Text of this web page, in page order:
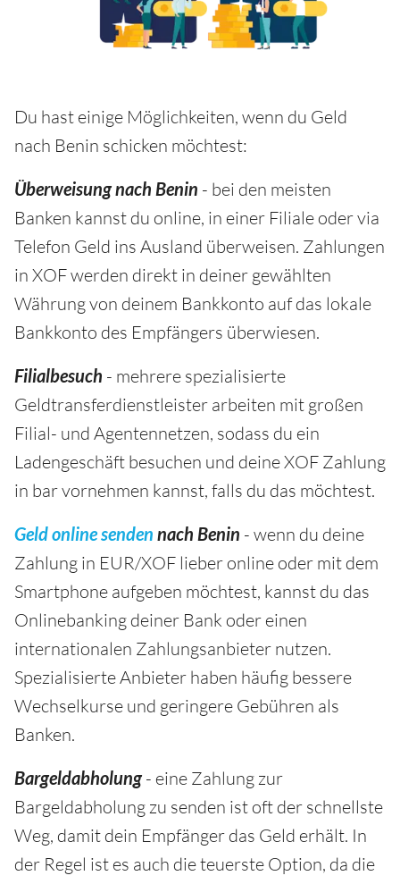
Du hast einige Möglichkeiten, wenn du Geld
nach Benin schicken möchtest:
Überweisung nach Benin - bei den meisten
Banken kannst du online, in einer Filiale oder via
Telefon Geld ins Ausland überweisen. Zahlungen
in XOF werden direkt in deiner gewählten
Währung von deinem Bankkonto auf das lokale
Bankkonto des Empfängers überwiesen.
Filialbesuch - mehrere spezialisierte
Geldtransferdienstleister arbeiten mit großen
Filial- und Agentennetzen, sodass du ein
Ladengeschäft besuchen und deine XOF Zahlung
in bar vornehmen kannst, falls du das möchtest.
Geld online senden nach Benin - wenn du deine
Zahlung in EUR/XOF lieber online oder mit dem
Smartphone aufgeben möchtest, kannst du das
Onlinebanking deiner Bank oder einen
internationalen Zahlungsanbieter nutzen.
Spezialisierte Anbieter haben häufig bessere
Wechselkurse und geringere Gebühren als
Banken.
Bargeldabholung- eine Zahlung zur
Bargeldabholung zu senden ist oft der schnellste
Weg, damit dein Empfänger das Geld erhält. In
der Regel ist es auch die teuerste Option, da die